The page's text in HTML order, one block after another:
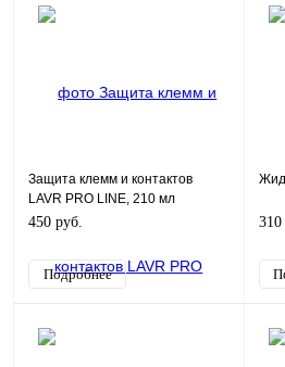
Защита клемм и контактов
LAVR PRO LINE, 210 мл
450 руб.
Подробнее
310